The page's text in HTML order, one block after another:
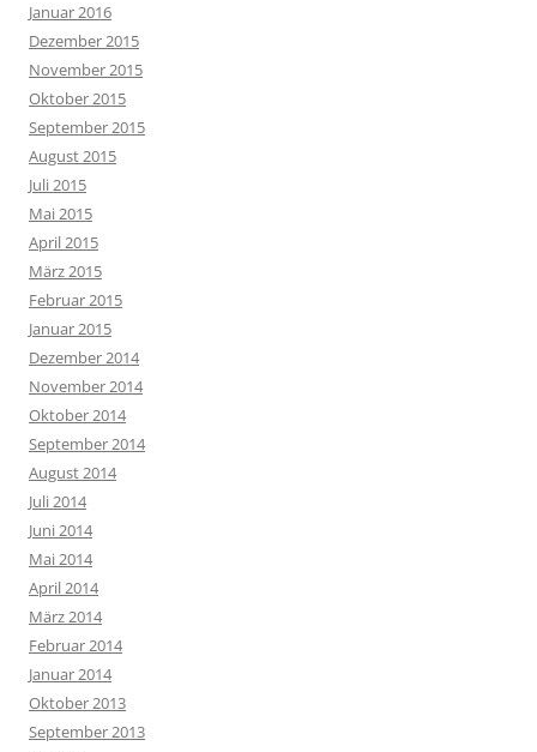
Januar 2016
Dezember 2015
November 2015
Oktober 2015
September 2015
August 2015
Juli 2015
Mai 2015
April 2015
März 2015
Februar 2015
Januar 2015
Dezember 2014
November 2014
Oktober 2014
September 2014
August 2014
Juli 2014
Juni 2014
Mai 2014
April 2014
März 2014
Februar 2014
Januar 2014
Oktober 2013
September 2013